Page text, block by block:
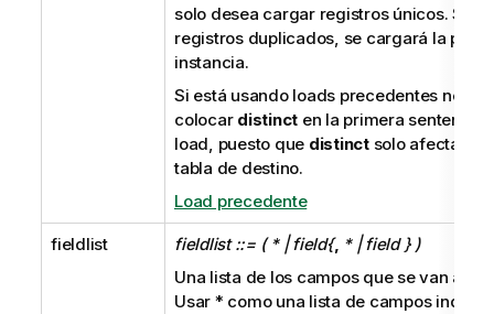
solo desea cargar registros únicos. Si
registros duplicados, se cargará la
instancia.
Si está usando loads precedentes
colocar distinct en la primera sentencia
load, puesto que distinctsolo afecta a la
tabla de destino.
Load precedente
fieldlist fieldlist ::= ( * | field{, * | field } )
Una lista de los campos que se van a
Usar * como una lista de campos indica